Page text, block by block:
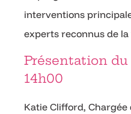
interventions
experts reconnus de
Présentation du
14h00
Katie Clifford,